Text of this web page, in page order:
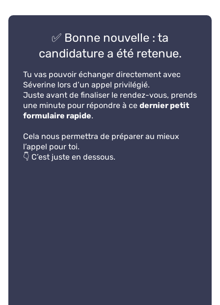
✅ Bonne nouvelle : ta
candidature a été retenue.
Tu vas pouvoir échanger directement avec
Séverine lors d’un appel privilégié.
Juste avant de finaliser le rendez-vous, prends
une minute pour répondre à ce dernier petit
formulaire rapide.
Cela nous permettra de préparer au mieux
l’appel pour toi.
👇 C’est juste en dessous.